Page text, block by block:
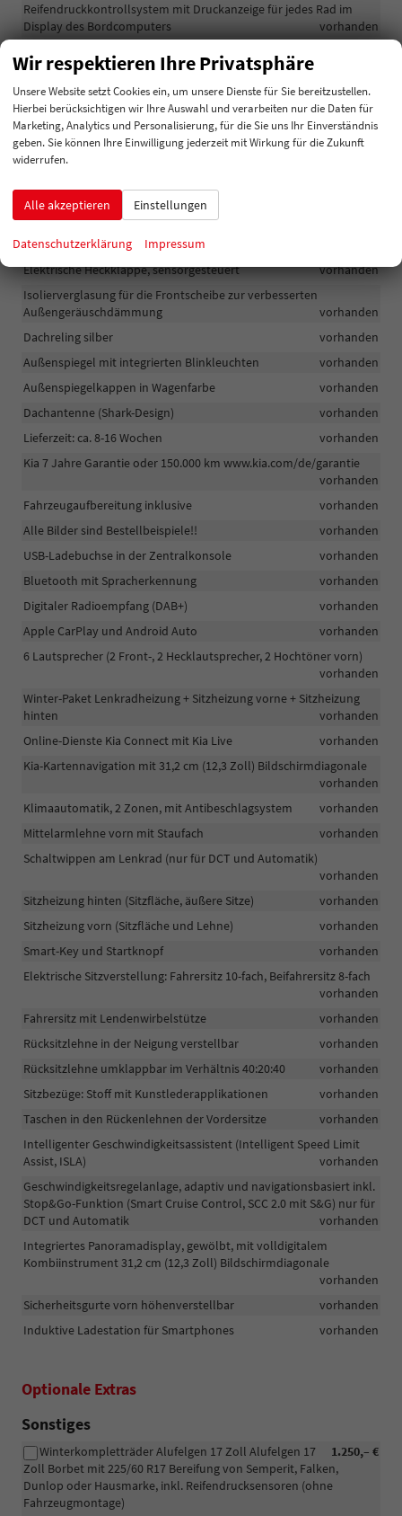
Reifendruckkontrollsystem mit Druckanzeige für jedes Rad im
Display des Bordcomputers
vorhanden
Leichtmetallräder 18 Zoll
Wärmeschutzverglasung leicht getönt
Unterfahrschutz vorn und hinten
vorhanden
Stoßfänger in Wagenfarbe
vorhanden
Türgriffe in Wagenfarbe
Privacy-Verglasung (dunkel getönte Scheiben ab B-Säule)
Kühlergrill in Klavierlackschwarz
Elektrische Heckklappe, sensorgesteuert
vorhanden
Isolierverglasung für die Frontscheibe zur verbesserten
Außengeräuschdämmung
vorhanden
Dachreling silber
vorhanden
Außenspiegel mit integrierten Blinkleuchten
vorhanden
Außenspiegelkappen in Wagenfarbe
vorhanden
Dachantenne (Shark-Design)
vorhanden
Lieferzeit: ca. 8-16 Wochen
vorhanden
Kia 7 Jahre Garantie oder 150.000 km www.kia.com/de/garantie
vorhanden
Fahrzeugaufbereitung inklusive
vorhanden
Alle Bilder sind Bestellbeispiele!!
vorhanden
USB-Ladebuchse in der Zentralkonsole
vorhanden
Bluetooth mit Spracherkennung
vorhanden
Digitaler Radioempfang (DAB+)
vorhanden
Apple CarPlay und Android Auto
vorhanden
6 Lautsprecher (2 Front-, 2 Hecklautsprecher, 2 Hochtöner vorn)
vorhanden
Winter-Paket Lenkradheizung + Sitzheizung vorne + Sitzheizung
hinten
vorhanden
Online-Dienste Kia Connect mit Kia Live
vorhanden
Kia-Kartennavigation mit 31,2 cm (12,3 Zoll) Bildschirmdiagonale
vorhanden
Klimaautomatik, 2 Zonen, mit Antibeschlagsystem
vorhanden
Mittelarmlehne vorn mit Staufach
vorhanden
Schaltwippen am Lenkrad (nur für DCT und Automatik)
vorhanden
Sitzheizung hinten (Sitzfläche, äußere Sitze)
vorhanden
Sitzheizung vorn (Sitzfläche und Lehne)
vorhanden
Smart-Key und Startknopf
vorhanden
Elektrische Sitzverstellung: Fahrersitz 10-fach, Beifahrersitz 8-fach
vorhanden
Fahrersitz mit Lendenwirbelstütze
vorhanden
Rücksitzlehne in der Neigung verstellbar
vorhanden
Rücksitzlehne umklappbar im Verhältnis 40:20:40
vorhanden
Sitzbezüge: Stoff mit Kunstlederapplikationen
vorhanden
Taschen in den Rückenlehnen der Vordersitze
vorhanden
Intelligenter Geschwindigkeitsassistent (Intelligent Speed Limit
Assist, ISLA)
vorhanden
Geschwindigkeitsregelanlage, adaptiv und navigationsbasiert inkl.
Stop&Go-Funktion (Smart Cruise Control, SCC 2.0 mit S&G) nur für
DCT und Automatik
vorhanden
Integriertes Panoramadisplay, gewölbt, mit volldigitalem
Kombiinstrument 31,2 cm (12,3 Zoll) Bildschirmdiagonale
vorhanden
Sicherheitsgurte vorn höhenverstellbar
vorhanden
Induktive Ladestation für Smartphones
vorhanden
Optionale Extras
Sonstiges
1.250,– €
Winterkompletträder Alufelgen 17 Zoll Alufelgen 17
Zoll Borbet mit 225/60 R17 Bereifung von Semperit, Falken,
Dunlop oder Hausmarke, inkl. Reifendrucksensoren (ohne
Fahrzeugmontage)
Wir respektieren Ihre Privatsphäre
Unsere Website setzt Cookies ein, um unsere Dienste für Sie bereitzustellen.
Hierbei berücksichtigen wir Ihre Auswahl und verarbeiten nur die Daten für
Marketing, Analytics und Personalisierung, für die Sie uns Ihr Einverständnis
geben. Sie können Ihre Einwilligung jederzeit mit Wirkung für die Zukunft
widerrufen.
Alle akzeptieren Einstellungen
Datenschutzerklärung Impressum